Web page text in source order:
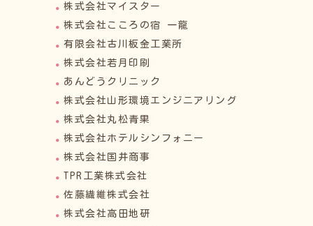
株式会社マイスター
株式会社こころの宿 一龍
有限会社古川板金工業所
株式会社若月印刷
あんどうクリニック
株式会社山形環境エンジニアリング
株式会社丸松青果
株式会社ホテルシンフォニー
株式会社国井商事
TPR工業株式会社
佐藤繊維株式会社
株式会社高田地研